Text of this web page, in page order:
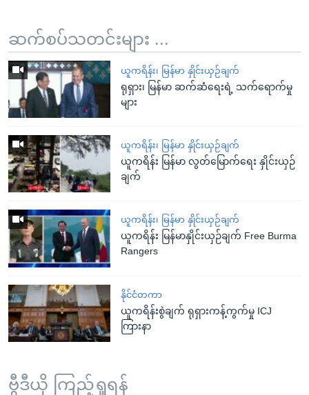
ဆက်စပ်သတင်းများ ...
ယူကရိန်း၊ မြန်မာ နှိုင်းယှဉ်ချက်
ရုရှား၊ မြန်မာ ဆက်ဆံရေးရဲ့ သက်ရောက်မှု
များ
ယူကရိန်း၊ မြန်မာ နှိုင်းယှဉ်ချက်
ယူကရိန်း မြန်မာ လွတ်မြောက်ရေး နှိုင်းယှဉ်
ချက်
ယူကရိန်း၊ မြန်မာ နှိုင်းယှဉ်ချက်
ယူကရိန်း မြန်မာနှိုင်းယှဉ်ချက် Free Burma
Rangers
နိုင်ငံတကာ
ယူကရိန်းစွဲချက် ရုရှားကန့်ကွက်မှု ICJ
ကြားနာ
ဗွီဒီယို ကြည့်ရှုရန်